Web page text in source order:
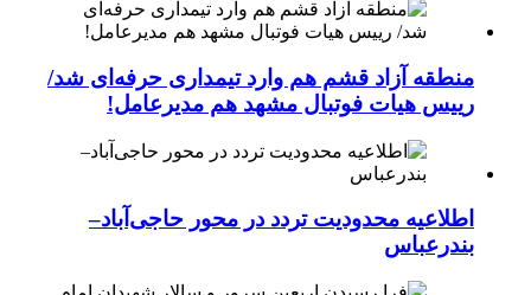
منطقه آزاد قشم هم وارد تیمداری حرفه‌ای شد/
رییس هیات فوتبال مشهد هم مدیرعامل!
اطلاعیه محدودیت تردد در محور حاجی‌آباد–
بندرعباس